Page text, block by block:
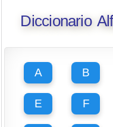
Diccionario
A B
E F